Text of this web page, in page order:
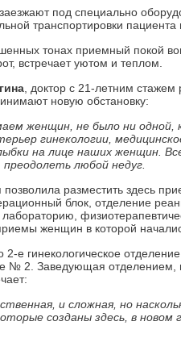
под специально
транспортировки
тонах приемный покой
встречает уютом и теплом.
, доктор с 21-летним
новую обстановку:
женщин, не было ни одной,
гинекологии,
на лице наших женщин.
любой недуг.
разместить здесь
блок, отделение
женщин в которой
е гинекологическое
№ 2. Заведующая отделением,
и сложная, но
созданы здесь, в новом